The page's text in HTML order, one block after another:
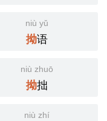
niù yǔ
拗语
niù zhuō
拗拙
niù zhí